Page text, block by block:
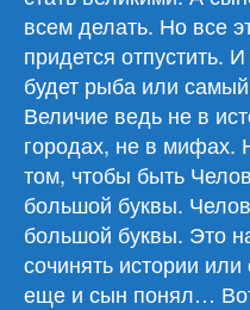
всем делать. Но все
придется отпустить.
будет рыба или
Величие ведь не в
городах, не в мифах.
том, чтобы быть
большой буквы.
большой буквы. Это
сочинять истории
еще и сын понял…